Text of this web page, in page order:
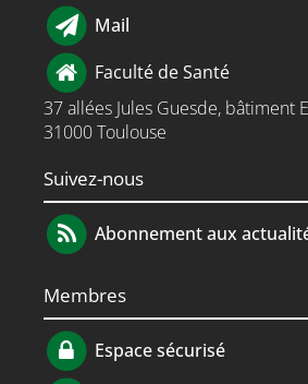
Mail
Faculté de Santé
37 allées Jules Guesde, bâtiment
31000 Toulouse
Suivez-nous
Abonnement aux
Membres
Espace sécurisé